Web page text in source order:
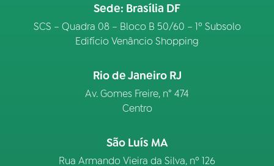
Sede: Brasília DF
SCS – Quadra 08 – Bloco B 50/60 – 1º Subsolo
Edifício Venâncio Shopping
Rio de Janeiro RJ
Av. Gomes Freire, n° 474
Centro
São Luís MA
Rua Armando Vieira da Silva, nº 126